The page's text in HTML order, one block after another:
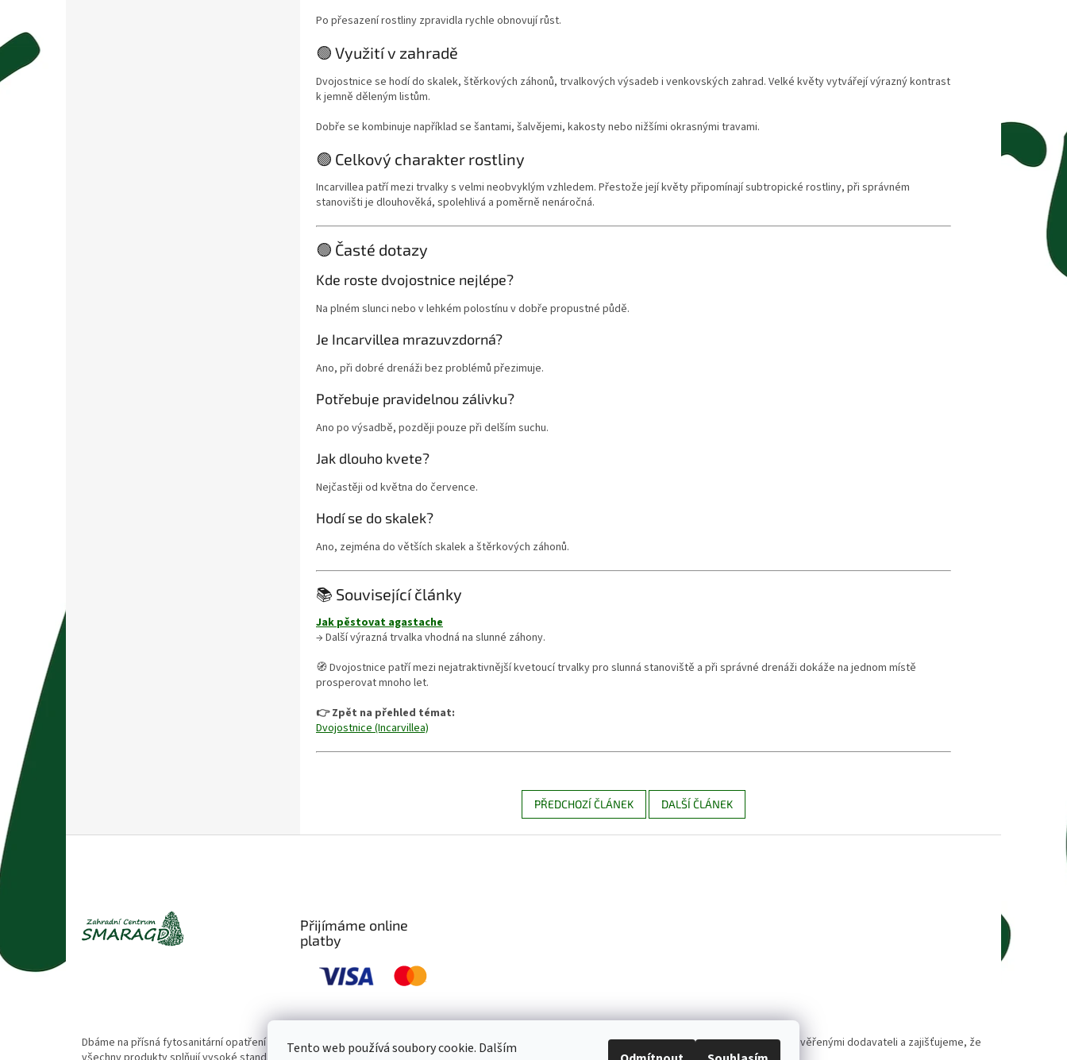
Tento web používá soubory cookie. Dalším
Po přesazení rostliny zpravidla rychle obnovují růst.
🟢 Využití v zahradě
Dvojostnice se hodí do skalek, štěrkových záhonů, trvalkových výsadeb i venkovských zahrad. Velké květy vytvářejí výrazný kontrast
k jemně děleným listům.
Dobře se kombinuje například se šantami, šalvějemi, kakosty nebo nižšími okrasnými travami.
🟢 Celkový charakter rostliny
Incarvillea patří mezi trvalky s velmi neobvyklým vzhledem. Přestože její květy připomínají subtropické rostliny, při správném
stanovišti je dlouhověká, spolehlivá a poměrně nenáročná.
🟢 Časté dotazy
Kde roste dvojostnice nejlépe?
Na plném slunci nebo v lehkém polostínu v dobře propustné půdě.
Je Incarvillea mrazuvzdorná?
Ano, při dobré drenáži bez problémů přezimuje.
Potřebuje pravidelnou zálivku?
Ano po výsadbě, později pouze při delším suchu.
Jak dlouho kvete?
Nejčastěji od května do července.
Hodí se do skalek?
Ano, zejména do větších skalek a štěrkových záhonů.
📚 Související články
Jak pěstovat agastache
→ Další výrazná trvalka vhodná na slunné záhony.
🧭 Dvojostnice patří mezi nejatraktivnější kvetoucí trvalky pro slunná stanoviště a při správné drenáži dokáže na jednom místě
prosperovat mnoho let.
👉 Zpět na přehled témat:
Dvojostnice (Incarvillea)
PŘEDCHOZÍ ČLÁNEK DALŠÍ ČLÁNEK
Z
á
p
Přijímáme online
platby
Dbáme na přísná fytosanitární opatření 🌱. Naše rostliny pravidelně kontrolujeme a ošetřujeme, aby byly zdravé a bez škůdců 🐛. Spolupracujeme s prověřenými dodavateli a zajišťujeme, že